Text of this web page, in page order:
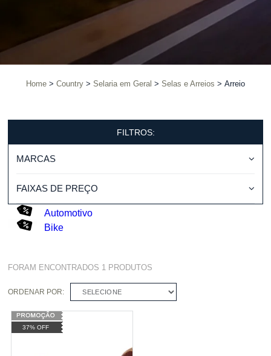
Home Country Selaria em Geral Selas e Arreios Arreio
FILTROS:
MARCAS
FAIXAS DE PREÇO
Automotivo
Bike
FORAM ENCONTRADOS 1 PRODUTOS
ORDENAR POR: SELECIONE
37% OFF